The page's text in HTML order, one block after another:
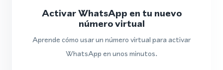
Activar WhatsApp en tu nuevo
número virtual
Aprende cómo usar un número virtual para activar
WhatsApp en unos minutos.